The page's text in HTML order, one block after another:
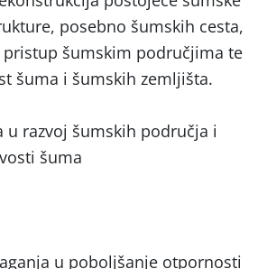
posebno šumskih cesta,
šumskim područjima te
šuma i šumskih zemljišta.
u razvoj šumskih područja i
šuma
u poboljšanje otpornosti